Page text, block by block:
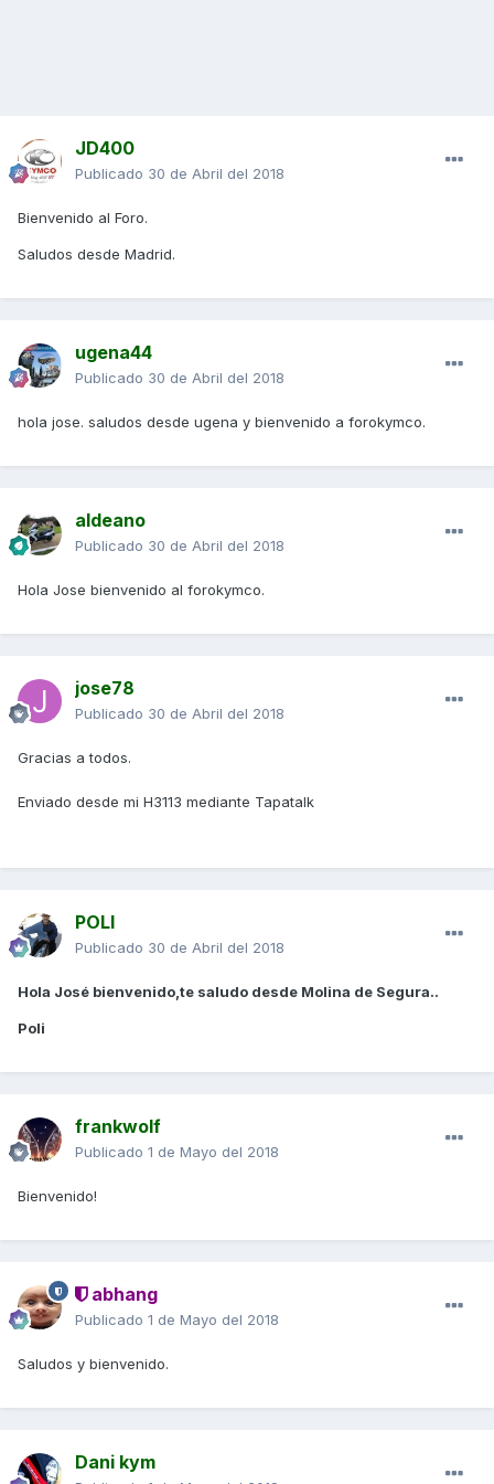
JD400
Publicado 30 de Abril del 2018
Bienvenido al Foro.
Saludos desde Madrid.
ugena44
Publicado 30 de Abril del 2018
hola jose. saludos desde ugena y bienvenido a forokymco.
aldeano
Publicado 30 de Abril del 2018
Hola Jose bienvenido al forokymco.
jose78
Publicado 30 de Abril del 2018
Gracias a todos.
Enviado desde mi H3113 mediante Tapatalk
POLI
Publicado 30 de Abril del 2018
Hola José bienvenido,te saludo desde Molina de Segura..
Poli
frankwolf
Publicado 1 de Mayo del 2018
Bienvenido!
abhang
Publicado 1 de Mayo del 2018
Saludos y bienvenido.
Dani kym